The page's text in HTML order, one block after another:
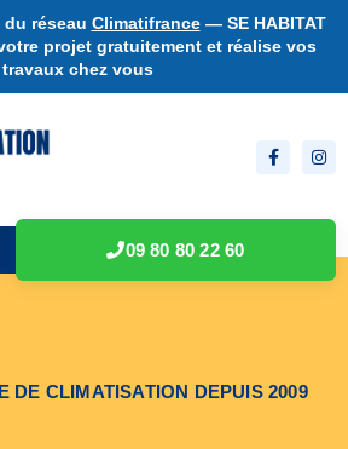
réseau Climatifrance— SE HABITAT
projet gratuitement et réalise vos
travaux chez vous
09 80 80 22 60
DE CLIMATISATION DEPUIS 2009